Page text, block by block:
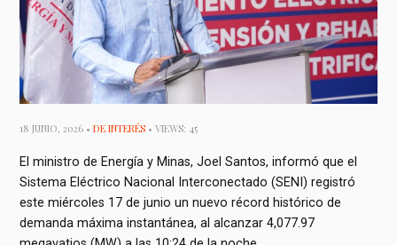
18 JUNIO, 2026 •DE INTERÉS • VIEWS: 45
El ministro de Energía y Minas, Joel Santos, informó que el
Sistema Eléctrico Nacional Interconectado (SENI) registró
este miércoles 17 de junio un nuevo récord histórico de
demanda máxima instantánea, al alcanzar 4,077.97